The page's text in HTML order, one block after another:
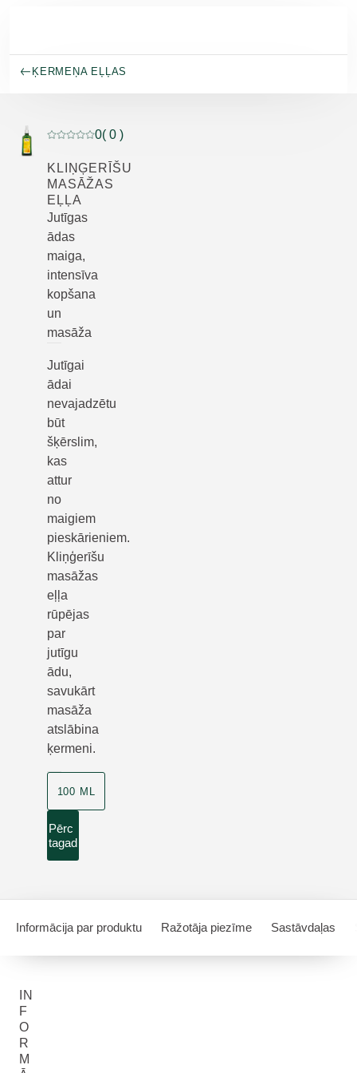
ĶERMEŅA EĻĻAS
Pašreizējais vērtējums: 0 no 5 zvaigznēm novērtēja 0
0( 0 )
KLIŅĢERĪŠU
MASĀŽAS
EĻĻA
Jutīgas
ādas
maiga,
intensīva
kopšana
un
masāža
Jutīgai
ādai
nevajadzētu
būt
šķērslim,
kas
attur
no
maigiem
pieskārieniem.
Kliņģerīšu
masāžas
eļļa
rūpējas
par
jutīgu
ādu,
savukārt
masāža
atslābina
ķermeni.
100 ML
Pērc
tagad
Informācija par produktu Ražotāja piezīme Sastāvdaļas
IN
F
O
R
M